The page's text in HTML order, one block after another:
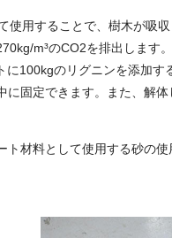
使用することで、樹木が吸
m³のCO2を排出します
100kgのリグニンを添加
固定できます。また、解
材料として使用する砂の